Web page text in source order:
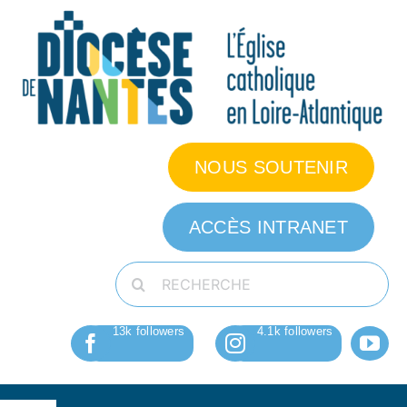
NOUS SOUTENIR
ACCÈS INTRANET
Rechercher: